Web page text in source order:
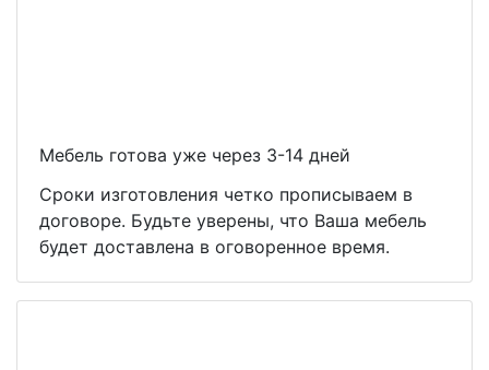
Мебель готова уже через 3-14 дней
Сроки изготовления четко прописываем в
договоре. Будьте уверены, что Ваша мебель
будет доставлена в оговоренное время.